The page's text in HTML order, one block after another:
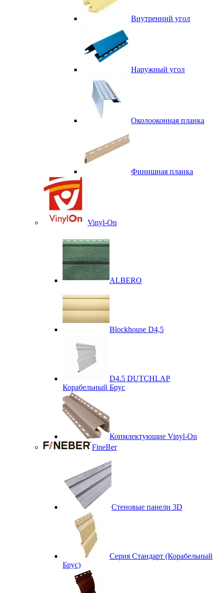
Внутренний угол
Наружный угол
Околооконная планка
Финишная планка
Vinyl-On
ALBERO
Blockhouse D4,5
D4.5 DUTCHLAP
Корабельный Брус
Копмлектующие Vinyl-On
FineBer
Стеновые панели 3D
Серия Стандарт (Корабельный
Брус)